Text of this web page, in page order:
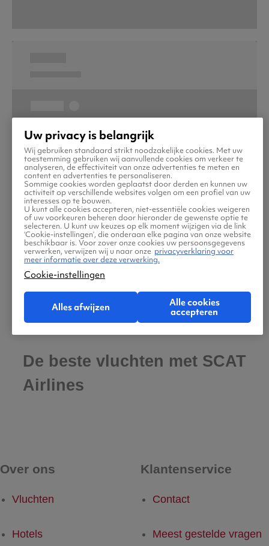
De beste vluchten met SCAT
Airlines
Over ons
Vluchten
Hotels
Klantenservice
Contact
Meest gestelde vragen
Uw privacy is belangrijk
Wij gebruiken standaard strikt noodzakelijke cookies. Met uw
toestemming gebruiken wij aanvullende cookies om verkeer te
analyseren, de effectiviteit van onze advertenties te meten en
content en advertenties te personaliseren.
Sommige cookies worden geplaatst door derden en kunnen uw
activiteit op verschillende websites volgen om een profiel van uw
interesses op te bouwen.
U kunt alle cookies accepteren, niet-essentiële cookies weigeren
of uw voorkeuren beheren door hieronder de gewenste optie te
selecteren. U kunt uw keuzes op elk moment wijzigen via de link
‘Cookie-instellingen’, die onderaan elke pagina van onze website
beschikbaar is. Voor zover onze cookies uw persoonsgegevens
verwerken, verwijzen wij u naar onze privacyverklaring voor
meer informatie over deze verwerking.
Cookie-instellingen
Alles afwijzen
Alle cookies
accepteren